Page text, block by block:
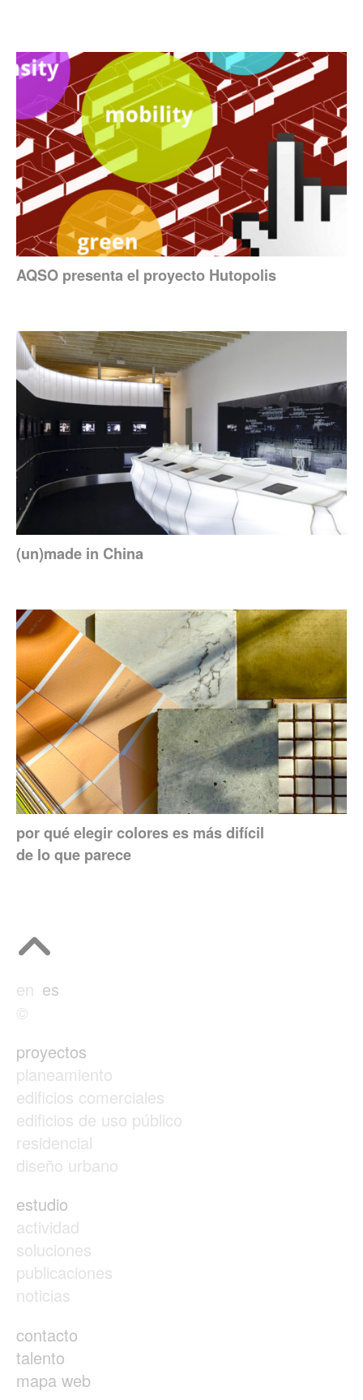
AQSO presenta el proyecto Hutopolis
(un)made in China
por qué elegir colores es más difícil
de lo que parece
en es
©
proyectos
planeamiento
edificios comerciales
edificios de uso público
residencial
diseño urbano
estudio
actividad
soluciones
publicaciones
noticias
contacto
talento
mapa web